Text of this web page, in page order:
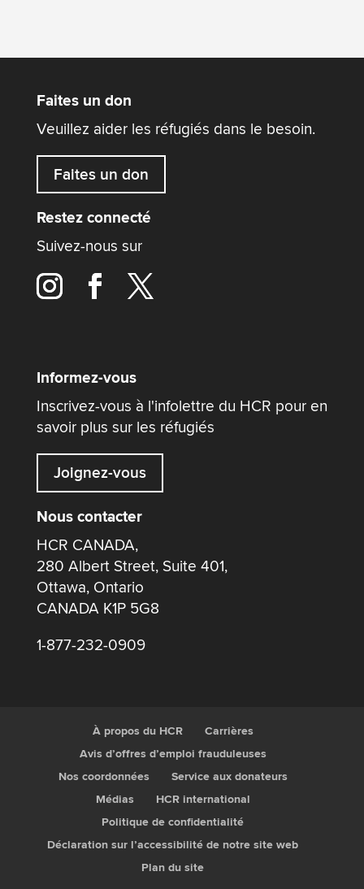
Faites un don
Veuillez aider les réfugiés dans le besoin.
Faites un don
Restez connecté
Suivez-nous sur
Informez-vous
Inscrivez-vous à l'infolettre du HCR pour en
savoir plus sur les réfugiés
Joignez-vous
Nous contacter
HCR CANADA,
280 Albert Street, Suite 401,
Ottawa, Ontario
CANADA K1P 5G8
1-877-232-0909
À propos du HCR
Carrières
Avis d’offres d’emploi frauduleuses
Nos coordonnées
Service aux donateurs
Médias
HCR international
Politique de confidentialité
Déclaration sur l’accessibilité de notre site web
Plan du site